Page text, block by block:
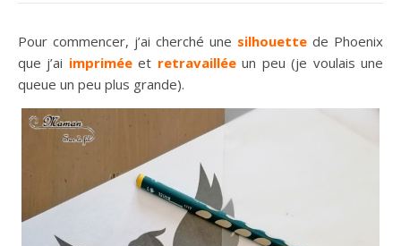
Pour commencer, j’ai cherché une silhouette de Phoenix
que j’ai impriméeet retravaillée un peu (je voulais une
queue un peu plus grande).